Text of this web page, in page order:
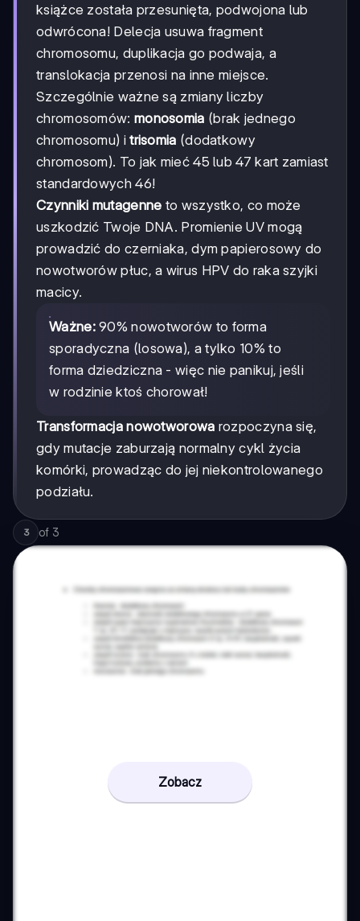
książce została przesunięta, podwojona lub
odwrócona! Delecja usuwa fragment
chromosomu, duplikacja go podwaja, a
translokacja przenosi na inne miejsce.
Szczególnie ważne są zmiany liczby
chromosomów: monosomia (brak jednego
chromosomu) itrisomia (dodatkowy
chromosom). To jak mieć 45 lub 47 kart zamiast
standardowych 46!
Czynniki mutagenne to wszystko, co może
uszkodzić Twoje DNA. Promienie UV mogą
prowadzić do czerniaka, dym papierosowy do
nowotworów płuc, a wirus HPV do raka szyjki
macicy.
Ważne:90% nowotworów to forma
sporadyczna (losowa), a tylko 10% to
forma dziedziczna - więc nie panikuj, jeśli
w rodzinie ktoś chorował!
Transformacja nowotworowa rozpoczyna się,
gdy mutacje zaburzają normalny cykl życia
komórki, prowadząc do jej niekontrolowanego
podziału.
3 of 3
Zobacz